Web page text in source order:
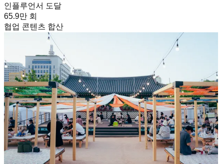
인플루언서 도달
65.9만 회
협업 콘텐츠 합산